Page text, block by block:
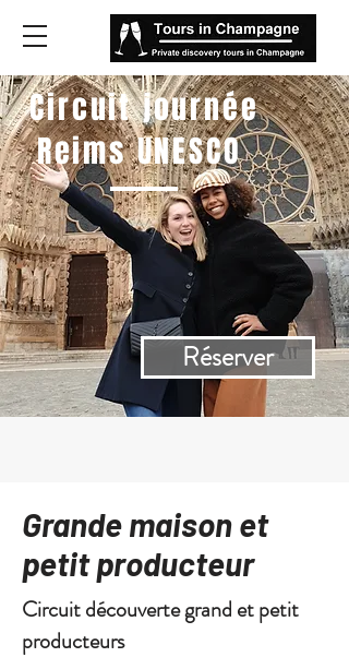
Circuit journée
Reims UNESCO
Réserver
Grande maison et
petit producteur
Circuit découverte grand et petit
producteurs